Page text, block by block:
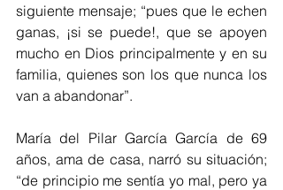
siguiente mensaje; “pues que le echen
ganas, ¡si se puede!, que se apoyen
mucho en Dios principalmente y en su
familia, quienes son los que nunca los
van a abandonar”.
María del Pilar García García de 69
años, ama de casa, narró su situación;
“de principio me sentía yo mal, pero ya